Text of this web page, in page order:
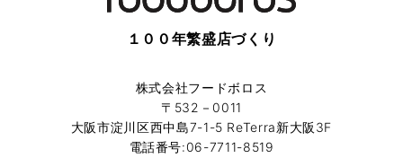
１００年繁盛店づくり
株式会社フードボロス
〒532－0011
大阪市淀川区西中島7-1-5 ReTerra新大阪3F
電話番号:06-7711-8519